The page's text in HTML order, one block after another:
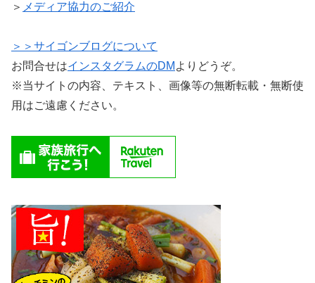
＞ メディア協力のご紹介
＞＞サイゴンブログについて
お問合せはインスタグラムのDM よりどうぞ。
※当サイトの内容、テキスト、画像等の無断転載・無断使
用はご遠慮ください。